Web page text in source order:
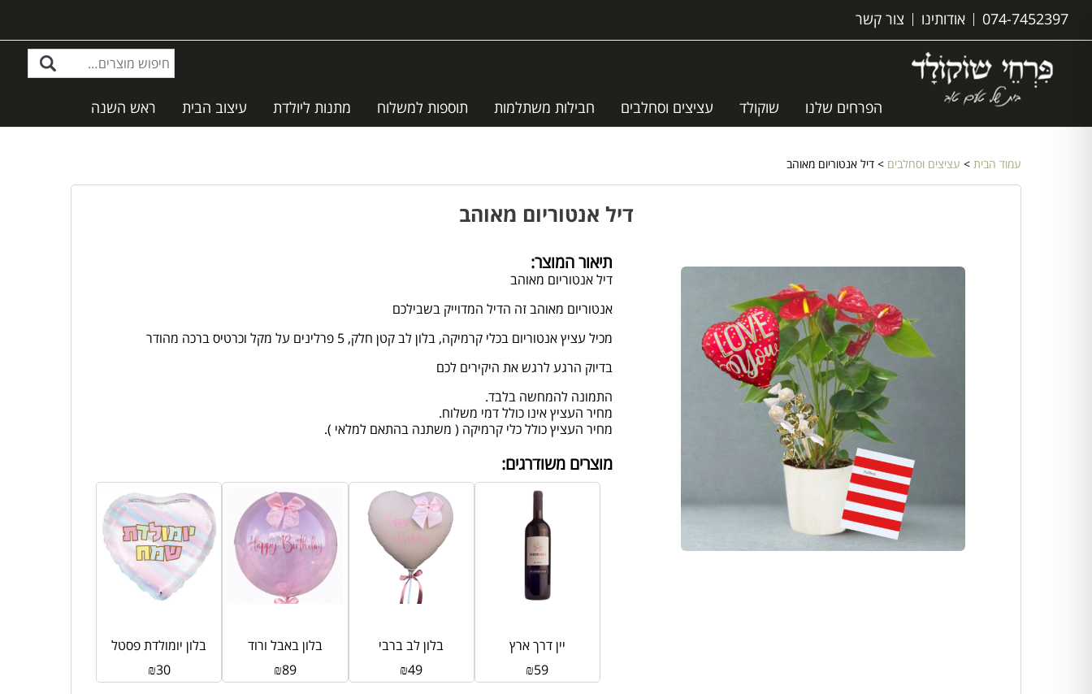
074-7452397 אודותינו צור קשר
הפרחים שלנו שוקולד עציצים וסחלבים חבילות משתלמות תוספות למשלוח מתנות ליולדת עיצוב הבית ראש השנה
עמוד הבית > עציצים וסחלבים > דיל אנטוריום מאוהב
דיל אנטוריום מאוהב
תיאור המוצר:
דיל אנטוריום מאוהב
אנטוריום מאוהב זה הדיל המדוייק בשבילכם
מכיל עציץ אנטוריום בכלי קרמיקה, בלון לב קטן חלק, 5 פרלינים על מקל וכרטיס ברכה מהודר
בדיוק הרגע לרגש את היקירים לכם
התמונה להמחשה בלבד.
מחיר העציץ אינו כולל דמי משלוח.
מחיר העציץ כולל כלי קרמיקה ( משתנה בהתאם למלאי ).
מוצרים משודרגים:
בלון יומולדת פסטל
₪30
בלון באבל ורוד
₪89
בלון לב ברבי
₪49
יין דרך ארץ
₪59